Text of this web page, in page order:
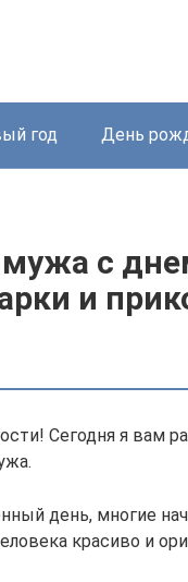
год День
с
и
Сегодня я вам
день, многие
красиво и